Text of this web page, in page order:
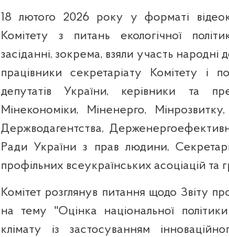
18 лютого 2026 року у форматі
Комітету з питань екологічної
засіданні, зокрема, взяли участь народні
працівники секретаріату Комітету і
депутатів України, керівники та
Мінекономіки, Міненерго,
Держводагентства,
Ради України з прав людини,
профільних всеукраїнських асоціацій та
Комітет розглянув питання щодо Звіту
на тему "Оцінка національної
клімату із застосуванням